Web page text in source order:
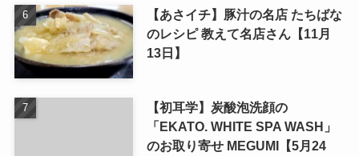
【あさイチ】豚汁の名店 たちばな
のレシピ 教えて名店さん【11月
13日】
【初耳学】炭酸泡洗顔の
「EKATO. WHITE SPA WASH」
のお取り寄せ MEGUMI【5月24